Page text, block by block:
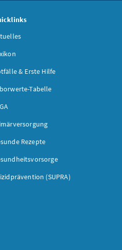
& Erste Hilfe
Tabelle
Rezepte
(SUPRA)